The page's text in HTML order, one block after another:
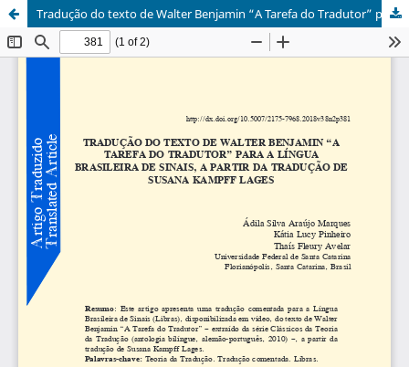
Tradução do texto de Walter Benjamin “A Tarefa do Tradutor” para a Língua Brasileira de Sinais a partir da tradução de Susana Kampff Lages